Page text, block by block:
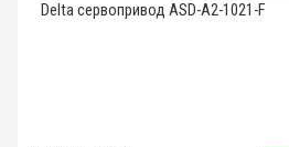
Delta сервопривод ASD-A2-1021-F